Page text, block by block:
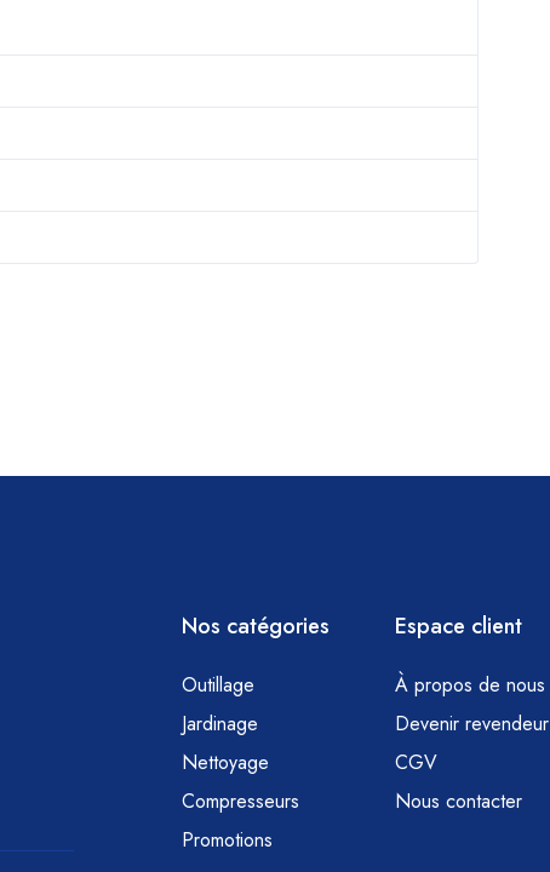
Nos catégories
Outillage
Jardinage
Nettoyage
Compresseurs
Promotions
Espace client
À propos de nous
Devenir revendeur
CGV
Nous contacter